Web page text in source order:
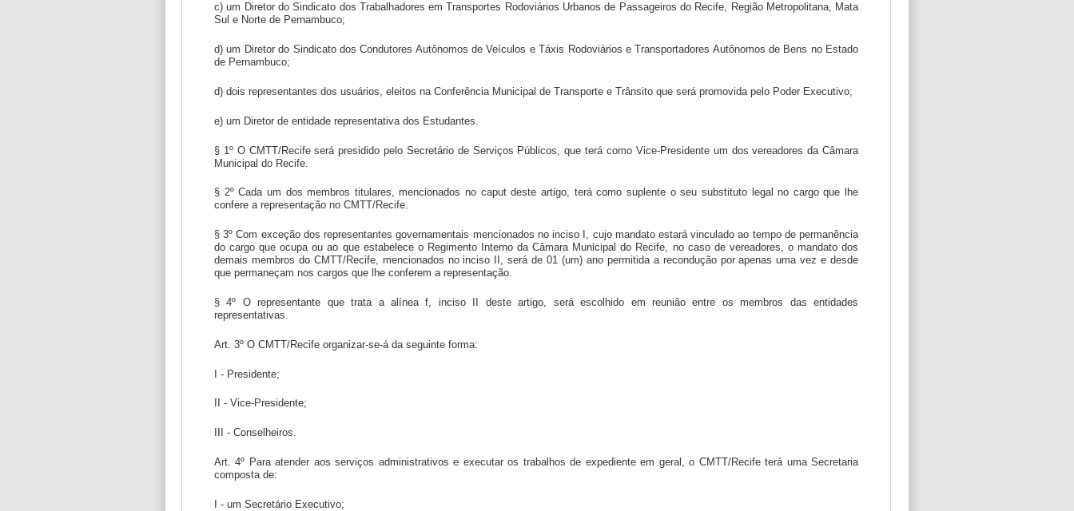
c) um Diretor do Sindicato dos Trabalhadores em Transportes Rodoviários Urbanos de Passageiros do Recife, Região Metropolitana, Mata
Sul e Norte de Pernambuco;
d) um Diretor do Sindicato dos Condutores Autônomos de Veículos e Táxis Rodoviários e Transportadores Autônomos de Bens no Estado
de Pernambuco;
d) dois representantes dos usuários, eleitos na Conferência Municipal de Transporte e Trânsito que será promovida pelo Poder Executivo;
e) um Diretor de entidade representativa dos Estudantes.
§ 1º O CMTT/Recife será presidido pelo Secretário de Serviços Públicos, que terá como Vice-Presidente um dos vereadores da Câmara
Municipal do Recife.
§ 2º Cada um dos membros titulares, mencionados no caput deste artigo, terá como suplente o seu substituto legal no cargo que lhe
confere a representação no CMTT/Recife.
§ 3º Com exceção dos representantes governamentais mencionados no inciso I, cujo mandato estará vinculado ao tempo de permanência
do cargo que ocupa ou ao que estabelece o Regimento Interno da Câmara Municipal do Recife, no caso de vereadores, o mandato dos
demais membros do CMTT/Recife, mencionados no inciso II, será de 01 (um) ano permitida a recondução por apenas uma vez e desde
que permaneçam nos cargos que lhe conferem a representação.
§ 4º O representante que trata a alínea f, inciso II deste artigo, será escolhido em reunião entre os membros das entidades
representativas.
Art. 3º O CMTT/Recife organizar-se-á da seguinte forma:
I - Presidente;
II - Vice-Presidente;
III - Conselheiros.
Art. 4º Para atender aos serviços administrativos e executar os trabalhos de expediente em geral, o CMTT/Recife terá uma Secretaria
composta de:
I - um Secretário Executivo;